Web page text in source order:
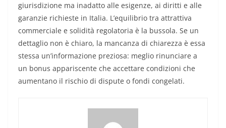
giurisdizione ma inadatto alle esigenze, ai diritti e alle
garanzie richieste in Italia. L’equilibrio tra attrattiva
commerciale e solidità regolatoria è la bussola. Se un
dettaglio non è chiaro, la mancanza di chiarezza è essa
stessa un’informazione preziosa: meglio rinunciare a
un bonus appariscente che accettare condizioni che
aumentano il rischio di dispute o fondi congelati.